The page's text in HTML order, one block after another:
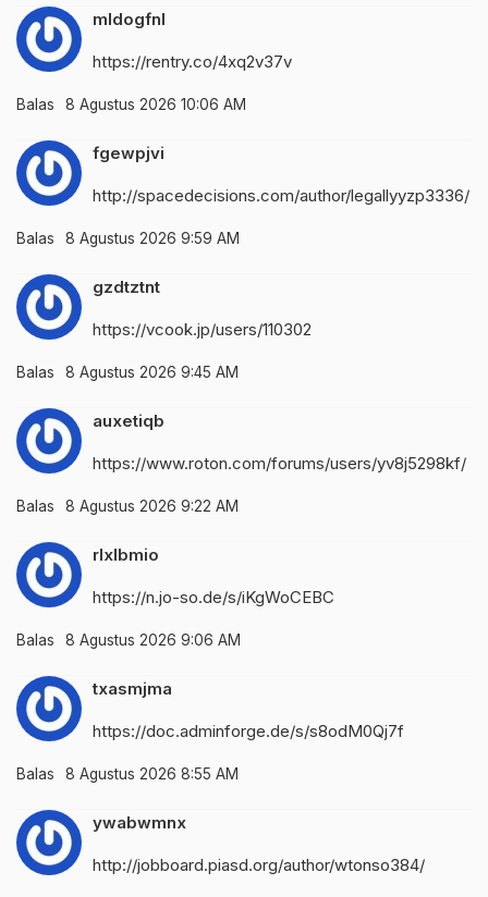
mldogfnl
https://rentry.co/4xq2v37v
Balas 8 Agustus 2026 10:06 AM
fgewpjvi
http://spacedecisions.com/author/legallyyzp3336/
Balas 8 Agustus 2026 9:59 AM
gzdtztnt
https://vcook.jp/users/110302
Balas 8 Agustus 2026 9:45 AM
auxetiqb
https://www.roton.com/forums/users/yv8j5298kf/
Balas 8 Agustus 2026 9:22 AM
rlxlbmio
https://n.jo-so.de/s/iKgWoCEBC
Balas 8 Agustus 2026 9:06 AM
txasmjma
https://doc.adminforge.de/s/s8odM0Qj7f
Balas 8 Agustus 2026 8:55 AM
ywabwmnx
http://jobboard.piasd.org/author/wtonso384/